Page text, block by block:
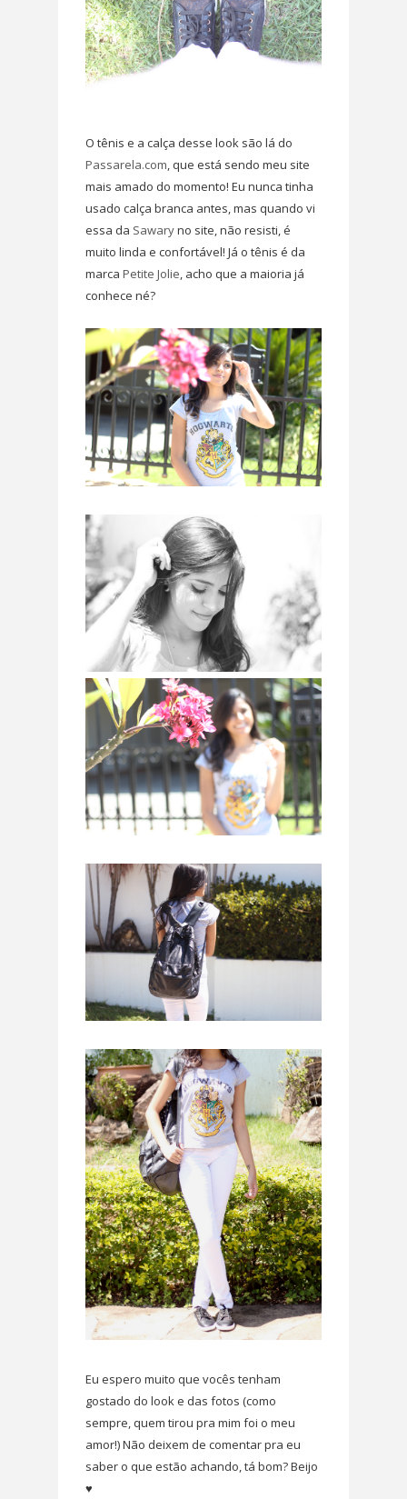
O tênis e a calça desse look são lá do
Passarela.com, que está sendo meu site
mais amado do momento! Eu nunca tinha
usado calça branca antes, mas quando vi
essa da Sawaryno site, não resisti, é
muito linda e confortável! Já o tênis é da
marca Petite Jolie, acho que a maioria já
conhece né?
Eu espero muito que vocês tenham
gostado do look e das fotos (como
sempre, quem tirou pra mim foi o meu
amor!) Não deixem de comentar pra eu
saber o que estão achando, tá bom? Beijo
♥